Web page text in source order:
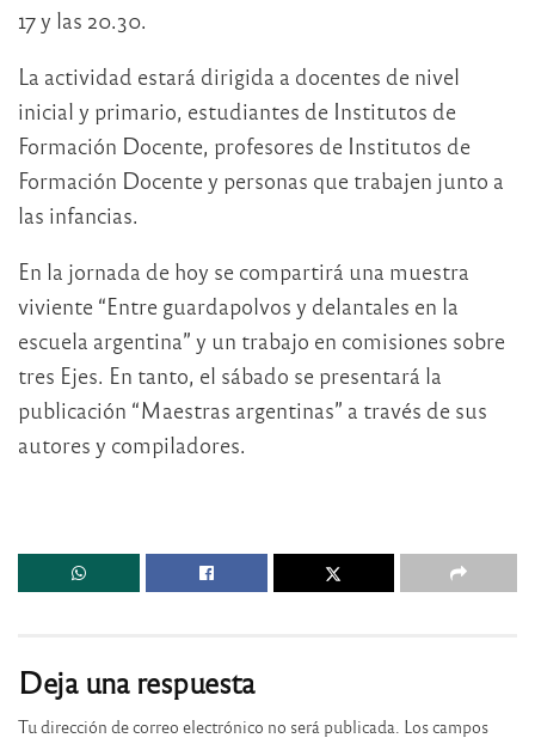
17 y las 20.30.
La actividad estará dirigida a docentes de nivel
inicial y primario, estudiantes de Institutos de
Formación Docente, profesores de Institutos de
Formación Docente y personas que trabajen junto a
las infancias.
En la jornada de hoy se compartirá una muestra
viviente “Entre guardapolvos y delantales en la
escuela argentina” y un trabajo en comisiones sobre
tres Ejes. En tanto, el sábado se presentará la
publicación “Maestras argentinas” a través de sus
autores y compiladores.
Deja una respuesta
Tu dirección de correo electrónico no será publicada. Los campos